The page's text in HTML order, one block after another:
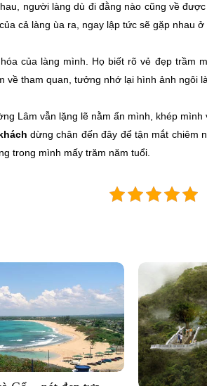
người làng dù đi đằng nào cũng về
cả làng ùa ra, ngay lập tức sẽ gặp nhau ở
của làng mình. Họ biết rõ vẻ đẹp trầm
tham quan, tưởng nhớ lại hình ảnh ngôi
Lâm vẫn lặng lẽ nằm ẩn mình, khép
dừng chân đến đây để tận mắt chiêm
trong mình mấy trăm năm tuổi.